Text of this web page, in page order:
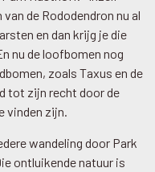
de Rododendron nu al
en dan krijg je die
nu de loofbomen nog
zoals Taxus en de
tot zijn recht door de
vinden zijn.
wandeling door Park
ontluikende natuur is